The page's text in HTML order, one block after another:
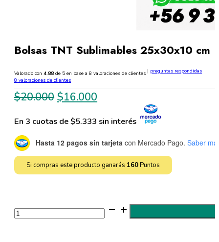
Bolsas TNT Sublimables 25x30x10 cm
Valorado con4.88 de 5 en base a8 valoraciones de clientes
8 valoraciones de clientes
| preguntas respondidas
$20.000 El
original
era:
$20.000.
$16.000
actual
es:
$16.000.
En 3 cuotas de $5.333 sin interés
Hasta 12 pagos sin tarjeta con Mercado Pago. Saber
Si compras este producto ganarás 160Puntos
Bolsas
TNT
Sublimables